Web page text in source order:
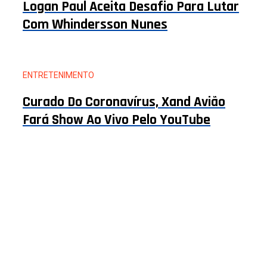
Logan Paul Aceita Desafio Para Lutar
Com Whindersson Nunes
ENTRETENIMENTO
Curado Do Coronavírus, Xand Avião
Fará Show Ao Vivo Pelo YouTube